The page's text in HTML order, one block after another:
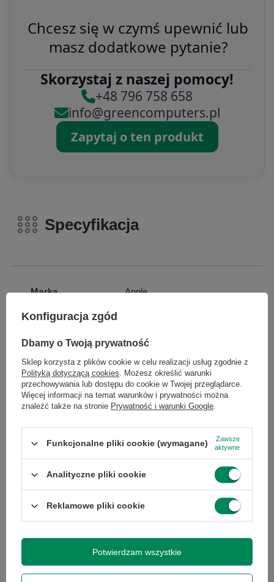
Chcesz się w czymś upewnić lub
masz dodatkowe pytanie?
Skorzystaj z naszej pomocy!
+48 796 758 658
info@greencomputers.pl
Zapytaj o ten produkt
Specyfikacja
Marka Apple
Seria iMac
Gwarancja
Gwarancja na 12
miesięcy
Marka Apple
Model
intel core i5-7500
Seria Intel Core i5
Konfiguracja zgód
Dbamy o Twoją prywatność
Sklep korzysta z plików cookie w celu realizacji usług zgodnie z
Polityką dotyczącą cookies. Możesz określić warunki
przechowywania lub dostępu do cookie w Twojej przeglądarce.
Więcej informacji na temat warunków i prywatności można
znaleźć także na stronie Prywatność i warunki Google.
Funkcjonalne pliki cookie (wymagane)
Zawsze
aktywne
Analityczne pliki cookie
Reklamowe pliki cookie
Potwierdzam wszystkie